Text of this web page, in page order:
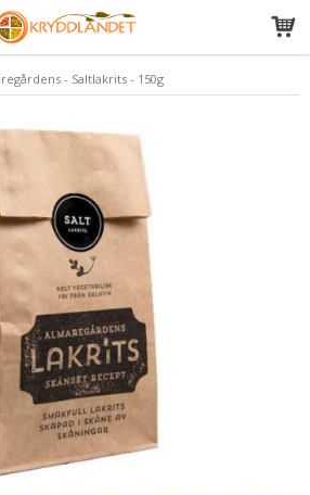
har blivit tillagd i varukorgen
- Saltlakrits - 150g